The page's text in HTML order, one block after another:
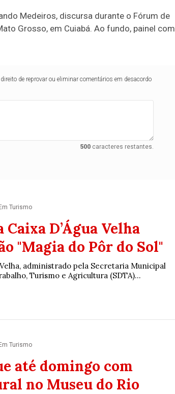
Medeiros, discursa durante o Fórum de
Grosso, em Cuiabá. Ao fundo, painel com
de reprovar ou eliminar comentários em desacordo
500caracteres restantes.
Turismo
D’Água Velha
"Magia do Pôr do Sol"
administrado pela Secretaria Municipal
Turismo e Agricultura (SDTA)...
Turismo
até domingo com
no Museu do Rio